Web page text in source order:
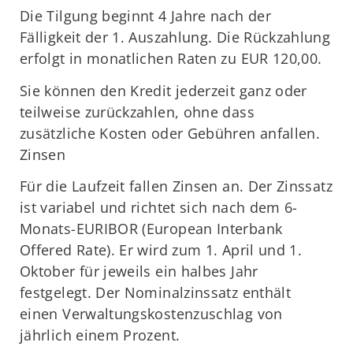
Die Tilgung beginnt 4 Jahre nach der
Fälligkeit der 1. Auszahlung. Die Rückzahlung
erfolgt in monatlichen Raten zu EUR 120,00.
Sie können den Kredit jederzeit ganz oder
teilweise zurückzahlen, ohne dass
zusätzliche Kosten oder Gebühren anfallen.
Zinsen
Für die Laufzeit fallen Zinsen an. Der Zinssatz
ist variabel und richtet sich nach dem 6-
Monats-EURIBOR (European Interbank
Offered Rate). Er wird zum 1. April und 1.
Oktober für jeweils ein halbes Jahr
festgelegt. Der Nominalzinssatz enthält
einen Verwaltungskostenzuschlag von
jährlich einem Prozent.